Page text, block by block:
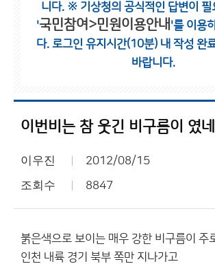
니다. ※ 기상청의 공식적인 답변이 필
'국민참여>민원이용안내 '를 이용
다. 로그인 유지시간(10분) 내 작성 완
바랍니다.
이번비는 참 웃긴 비구름이 였
이우진 2012/08/15
조회수 8847
붉은색으로 보이는 매우 강한 비구름이 주
인천 내륙 경기 북부 쪽만 지나가고